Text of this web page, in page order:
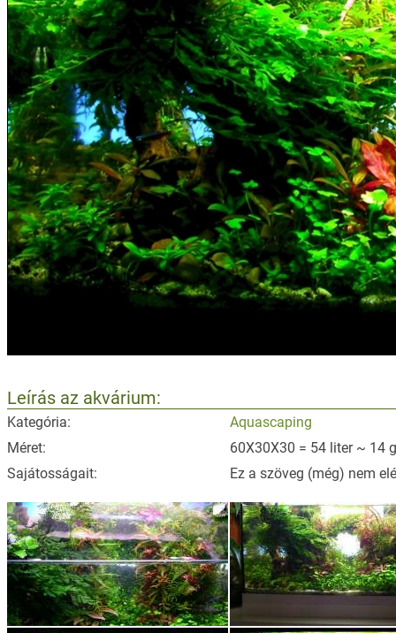
Leírás az akvárium:
Kategória:
Aquascaping
Méret:
60X30X30 = 54 liter ~ 14
Sajátosságait:
Ez a szöveg (még) nem